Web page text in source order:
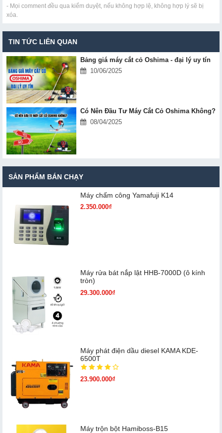
- Mọi comment đều qua kiểm duyệt, nếu không hợp lệ, không hợp lý sẽ bị
xóa.
TIN TỨC LIÊN QUAN
Bảng giá máy cắt cỏ Oshima - đại lý uy tín
10/06/2025
Có Nên Đầu Tư Máy Cắt Cỏ Oshima Không?
08/04/2025
SẢN PHẨM BÁN CHẠY
Máy chấm cô​ng Yamafuji K14
2.350.000₫
Máy rửa bát nắp lật HHB-7000D (ô kính
tròn)
29.300.000₫
Máy phát điện dầu diesel KAMA KDE-
6500T
23.900.000₫
Máy trộn bột Hamiboss-B15